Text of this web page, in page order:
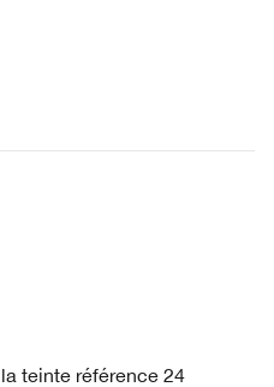
teinte référence 24